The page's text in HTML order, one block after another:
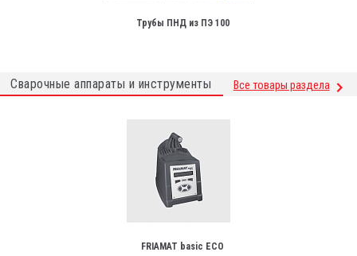
Трубы ПНД из ПЭ 100
Сварочные аппараты и инструменты Все товары раздела
FRIAMAT basic ECO